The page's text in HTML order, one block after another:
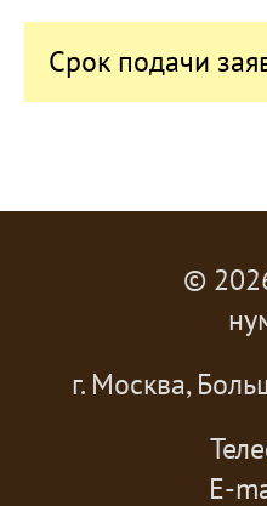
Срок подачи
©
г. Москва,
E-